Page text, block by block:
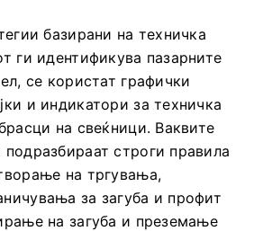
базирани на техничка
ги идентификува пазарните
се користат графички
и индикатори за техничка
на свеќници. Ваквите
строги правила
на тргувања,
за загуба и профит
на загуба и преземање